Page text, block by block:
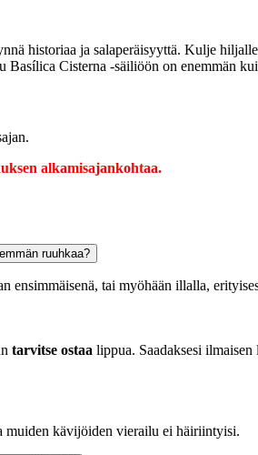
historiaa ja salaperäisyyttä. Kulje
Basílica Cisterna -säiliöön on enemmän
alkamisajankohtaa.
ruuhkaa?
ensimmäisenä, tai myöhään illalla,
tarvitse ostaa lippua. Saadaksesi ilmaisen
muiden kävijöiden vierailu ei häiriintyisi.